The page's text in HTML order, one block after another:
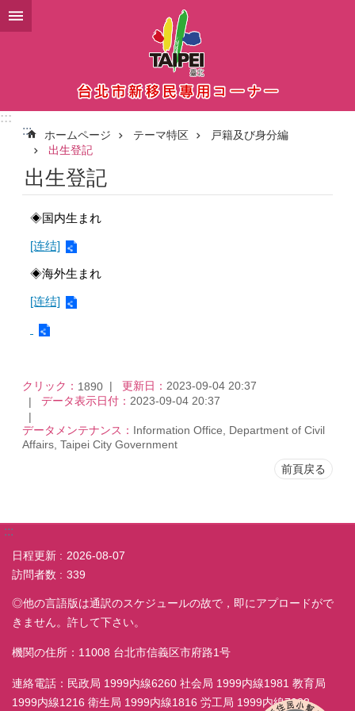
メインコンテンツブロックにスキップ
:::
:::
ホームページ テーマ特区
戸籍及び身分編
出生登記
出生登記
◈国内生まれ
[连结]
◈海外生まれ
[连结]
クリック： 1890 更新日： 2023-09-04 20:37
データ表示日付： 2023-09-04 20:37
データメンテナンス： Information Office, Department of Civil
Affairs, Taipei City Government
前頁戻る
:::
日程更新
2026-08-07
訪問者数
339
◎他の言語版は通訳のスケジュールの故で，即にアプロードがで
きません。許して下さい。
機関の住所：11008 台北市信義区市府路1号
連絡電話：民政局 1999内線6260 社会局 1999内線1981 教育局
1999内線1216 衛生局 1999内線1816 労工局 1999内線7038